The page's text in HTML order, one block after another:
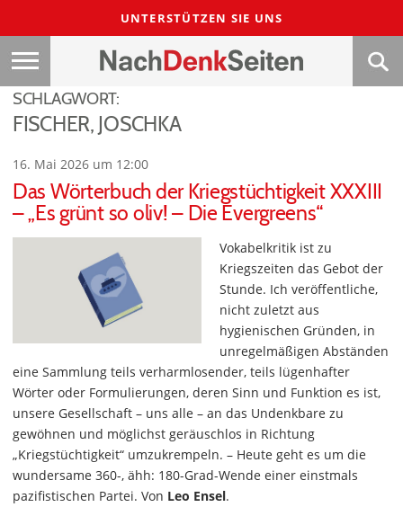
UNTERSTÜTZEN SIE UNS
SCHLAGWORT:
FISCHER, JOSCHKA
16. Mai 2026 um 12:00
Das Wörterbuch der Kriegstüchtigkeit XXXIII
– „Es grünt so oliv! – Die Evergreens“
Vokabelkritik ist zu
Kriegszeiten das Gebot der
Stunde. Ich veröffentliche,
nicht zuletzt aus
hygienischen Gründen, in
unregelmäßigen Abständen
eine Sammlung teils verharmlosender, teils lügenhafter
Wörter oder Formulierungen, deren Sinn und Funktion es ist,
unsere Gesellschaft – uns alle – an das Undenkbare zu
gewöhnen und möglichst geräuschlos in Richtung
„Kriegstüchtigkeit“ umzukrempeln. – Heute geht es um die
wundersame 360-, ähh: 180-Grad-Wende einer einstmals
pazifistischen Partei. Von Leo Ensel.